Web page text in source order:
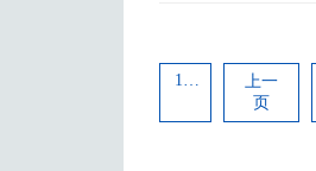
1...
上一
页